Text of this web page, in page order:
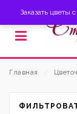
Главная
Заказать цветы